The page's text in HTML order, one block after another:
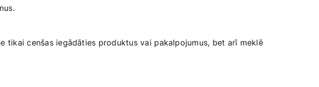
tikai cenšas iegādāties produktus vai⁤ pakalpojumus, bet arī meklē